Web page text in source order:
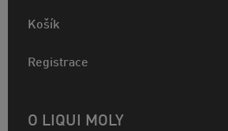
Košík
Registrace
O LIQUI MOLY